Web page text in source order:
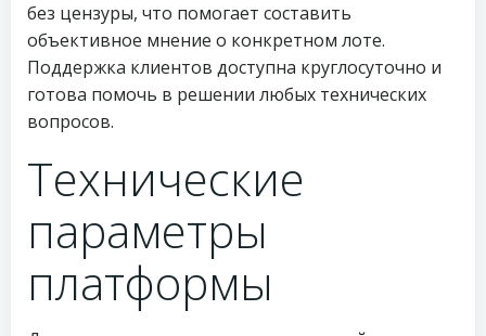
без цензуры, что помогает составить
объективное мнение о конкретном лоте.
Поддержка клиентов доступна круглосуточно и
готова помочь в решении любых технических
вопросов.
Технические
параметры
платформы